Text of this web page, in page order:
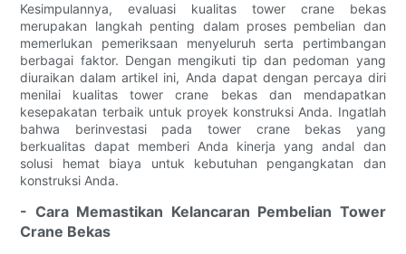
Kesimpulannya, evaluasi kualitas tower crane bekas
merupakan langkah penting dalam proses pembelian dan
memerlukan pemeriksaan menyeluruh serta pertimbangan
berbagai faktor. Dengan mengikuti tip dan pedoman yang
diuraikan dalam artikel ini, Anda dapat dengan percaya diri
menilai kualitas tower crane bekas dan mendapatkan
kesepakatan terbaik untuk proyek konstruksi Anda. Ingatlah
bahwa berinvestasi pada tower crane bekas yang
berkualitas dapat memberi Anda kinerja yang andal dan
solusi hemat biaya untuk kebutuhan pengangkatan dan
konstruksi Anda.
- Cara Memastikan Kelancaran Pembelian Tower
Crane Bekas